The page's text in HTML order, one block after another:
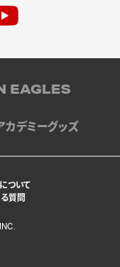
EAGLES
カデミーグッズ
ついて
質問